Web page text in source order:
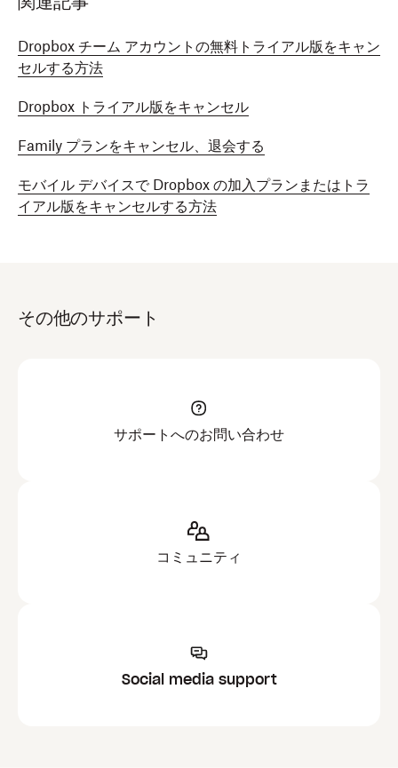
Dropbox チーム アカウントの無料トライアル版をキャン
セルする方法
Dropbox トライアル版をキャンセル
Family プランをキャンセル、退会する
モバイル デバイスで Dropbox の加入プランまたはトラ
イアル版をキャンセルする方法
その他のサポート
サポートへのお問い合わせ
コミュニティ
Social media support